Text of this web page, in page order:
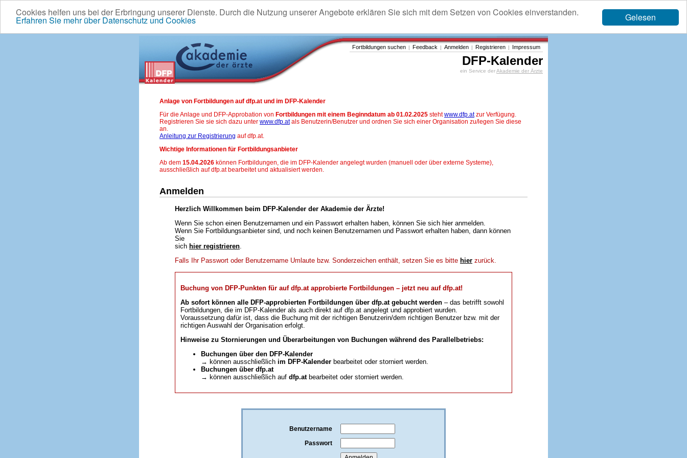
Gelesen
Cookies helfen uns bei der Erbringung unserer Dienste. Durch die Nutzung unserer Angebote erklären Sie sich mit dem Setzen von Cookies einverstanden.
Erfahren Sie mehr über Datenschutz und Cookies
Fortbildungen suchen | Feedback | Anmelden | Registrieren | Impressum
DFP-Kalender
ein Service derAkademie der Ärzte
Anlage von Fortbildungen auf dfp.at und im DFP-Kalender
Für die Anlage und DFP-Approbation von Fortbildungen mit einem Beginndatum ab 01.02.2025 stehtwww.dfp.atzur Verfügung.
Registrieren Sie sie sich dazu unter www.dfp.atals Benutzerin/Benutzer und ordnen Sie sich einer Organisation zu/legen Sie diese
an.
Anleitung zur Registrierung auf dfp.at.
Wichtige Informationen für Fortbildungsanbieter
Ab dem 15.04.2026 können Fortbildungen, die im DFP-Kalender angelegt wurden (manuell oder über externe Systeme),
ausschließlich auf dfp.at bearbeitet und aktualisiert werden.
Anmelden
Herzlich Willkommen beim DFP-Kalender der Akademie der Ärzte!
Wenn Sie schon einen Benutzernamen und ein Passwort erhalten haben, können Sie sich hier anmelden.
Wenn Sie Fortbildungsanbieter sind, und noch keinen Benutzernamen und Passwort erhalten haben, dann können
Sie
sich hier registrieren.
Falls Ihr Passwort oder Benutzername Umlaute bzw. Sonderzeichen enthält, setzen Sie es bitte hier zurück.
Buchung von DFP-Punkten für auf dfp.at approbierte Fortbildungen – jetzt neu auf dfp.at!
Ab sofort können alle DFP-approbierten Fortbildungen über dfp.at gebucht werden – das betrifft sowohl
Fortbildungen, die im DFP-Kalender als auch direkt auf dfp.at angelegt und approbiert wurden.
Voraussetzung dafür ist, dass die Buchung mit der richtigen Benutzerin/dem richtigen Benutzer bzw. mit der
richtigen Auswahl der Organisation erfolgt.
Hinweise zu Stornierungen und Überarbeitungen von Buchungen während des Parallelbetriebs:
Buchungen über den DFP-Kalender
→ können ausschließlich im DFP-Kalender bearbeitet oder storniert werden.
Buchungen über dfp.at
→ können ausschließlich auf dfp.atbearbeitet oder storniert werden.
Benutzername
Passwort